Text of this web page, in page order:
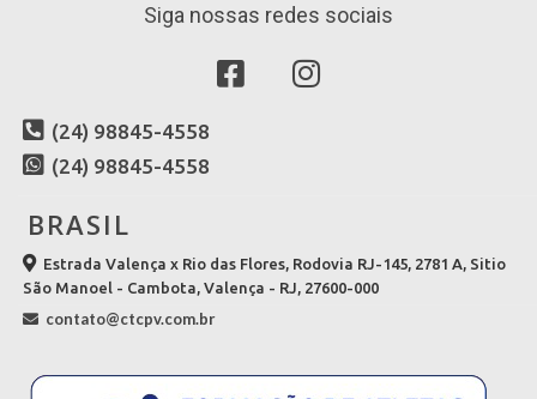
Siga nossas redes sociais
(24) 98845-4558
(24) 98845-4558
BRASIL
Estrada Valença x Rio das Flores, Rodovia RJ-145, 2781 A, Sitio
São Manoel - Cambota, Valença - RJ, 27600-000
contato@ctcpv.com.br